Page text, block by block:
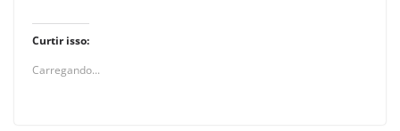
Curtir isso:
Carregando...